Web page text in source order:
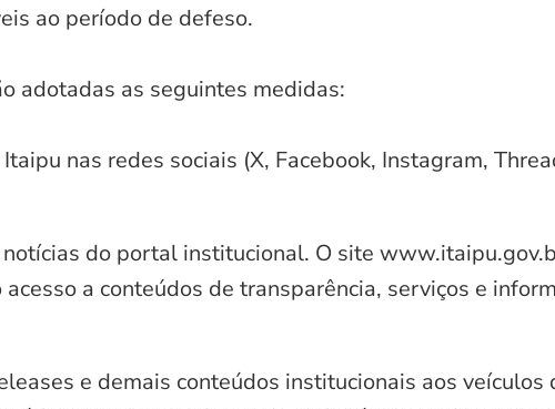
ao período de defeso.
adotadas as seguintes medidas:
nas redes sociais (X, Facebook, Instagram,
do portal institucional. O site
a conteúdos de transparência, serviços e
e demais conteúdos institucionais aos veículos